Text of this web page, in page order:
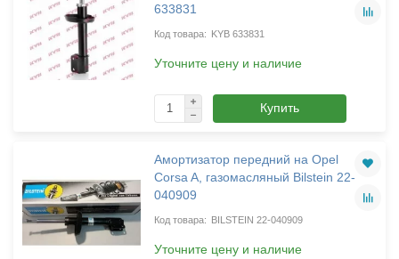
633831
KYB 633831
Уточните цену и наличие
Купить
Амортизатор передний на Opel
Corsa A, газомасляный Bilstein 22-
040909
BILSTEIN 22-040909
Уточните цену и наличие